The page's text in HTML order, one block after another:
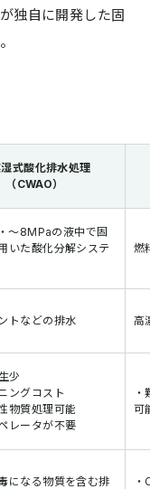
独自に開発した固
式酸化排水処理
（CWAO）
～8MPaの液中で固
いた酸化分解システ
燃
トなどの排水 高
少
ングコスト
物質処理可能
レータが不要
可
になる物質を含む排
・